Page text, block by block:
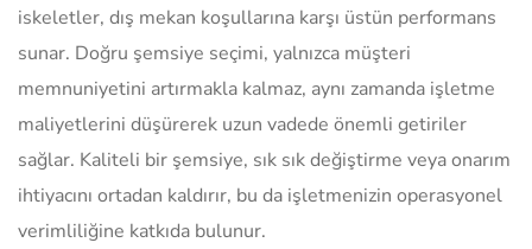
iskeletler, dış mekan koşullarına karşı üstün performans
sunar. Doğru şemsiye seçimi, yalnızca müşteri
memnuniyetini artırmakla kalmaz, aynı zamanda işletme
maliyetlerini düşürerek uzun vadede önemli getiriler
sağlar. Kaliteli bir şemsiye, sık sık değiştirme veya onarım
ihtiyacını ortadan kaldırır, bu da işletmenizin operasyonel
verimliliğine katkıda bulunur.